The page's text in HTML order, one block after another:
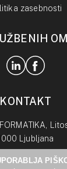
zasebnosti
KONTAKT
Ljubljana